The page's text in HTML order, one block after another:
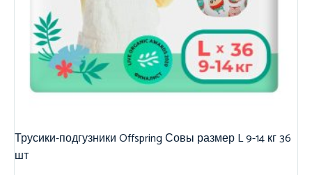
Трусики-подгузники Offspring Совы размер L 9-14 кг 36
шт